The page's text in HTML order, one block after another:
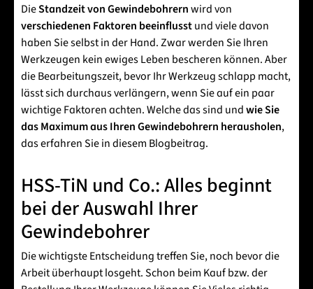
DieStandzeit von Gewindebohrernwird von
verschiedenen Faktoren beeinflusstund viele davon
haben Sie selbst in der Hand. Zwar werden Sie Ihren
Werkzeugen kein ewiges Leben bescheren können. Aber
die Bearbeitungszeit, bevor Ihr Werkzeug schlapp macht,
lässt sich durchaus verlängern, wenn Sie auf ein paar
wichtige Faktoren achten. Welche das sind undwie Sie
das Maximum aus Ihren Gewindebohrern herausholen,
das erfahren Sie in diesem Blogbeitrag.
HSS-TiN und Co.: Alles beginnt
bei der Auswahl Ihrer
Gewindebohrer
Die wichtigste Entscheidung treffen Sie, noch bevor die
Arbeit überhaupt losgeht. Schon beim Kauf bzw. der